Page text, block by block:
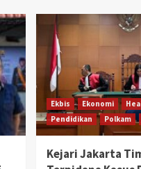
Ekbis Ekonomi
Pendidikan
Polkam
Kejari Jakarta